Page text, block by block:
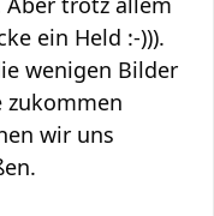
ein Held :-))).
wenigen Bilder
zukommen
wir uns